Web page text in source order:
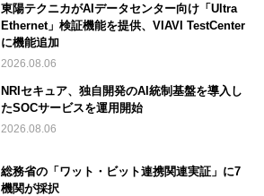
東陽テクニカがAIデータセンター向け「Ultra
Ethernet」検証機能を提供、VIAVI TestCenter
に機能追加
2026.08.06
NRIセキュア、独自開発のAI統制基盤を導入し
たSOCサービスを運用開始
2026.08.06
総務省の「ワット・ビット連携関連実証」に7
機関が採択